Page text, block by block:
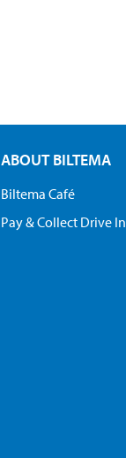
ABOUT BILTEMA
Biltema Café
Pay & Collect Drive In